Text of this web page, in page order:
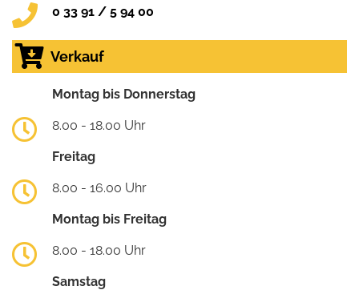
0 33 91 / 5 94 00
Verkauf
Montag bis Donnerstag
8.00 - 18.00 Uhr
Freitag
8.00 - 16.00 Uhr
Montag bis Freitag
8.00 - 18.00 Uhr
Samstag